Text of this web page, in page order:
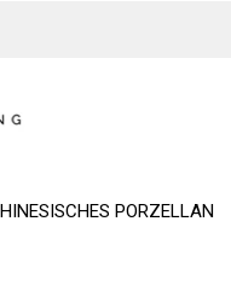
PORZELLAN